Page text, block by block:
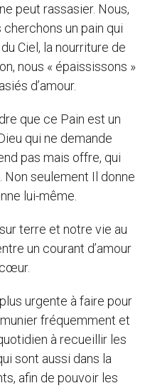
peut rassasier. Nous,
un pain qui
Ciel, la nourriture de
nous « épaississons »
d’amour.
que ce Pain est un
qui ne demande
pas mais offre, qui
Non seulement Il donne
lui-même.
terre et notre vie au
un courant d’amour
urgente à faire pour
fréquemment et
à recueillir les
sont aussi dans la
afin de pouvoir les